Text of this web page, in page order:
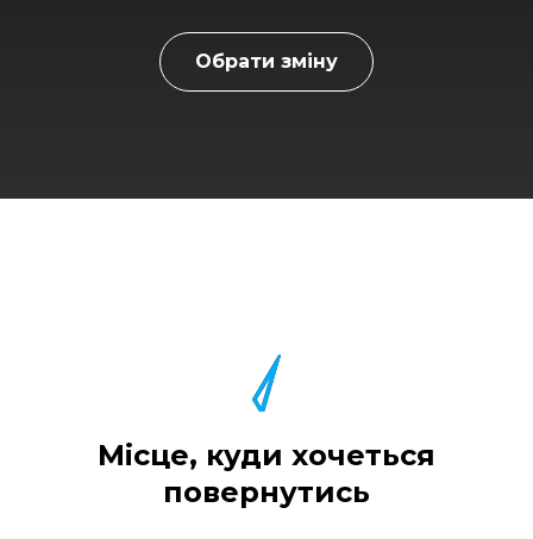
Обрати зміну
Місце, куди хочеться
повернутись